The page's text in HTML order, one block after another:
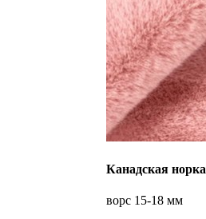
Канадская норка
ворс 15-18 мм